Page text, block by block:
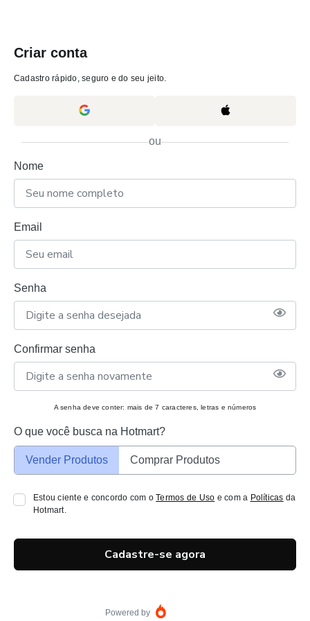
Criar conta
Cadastro rápido, seguro e do seu jeito.
ou
Nome
Email
Senha
Confirmar senha
A senha deve conter: mais de 7 caracteres, letras e números
O que você busca na Hotmart?
Vender Produtos Comprar Produtos
Estou ciente e concordo com oTermos de Uso e com a Políticas da
Hotmart.
Cadastre-se agora
Powered by